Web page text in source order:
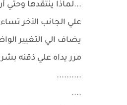
...لماذا ينتقدها
علي الجانب الآخر
يضاف الي التغيير
مرر يداه علي ذقنه
..........
....